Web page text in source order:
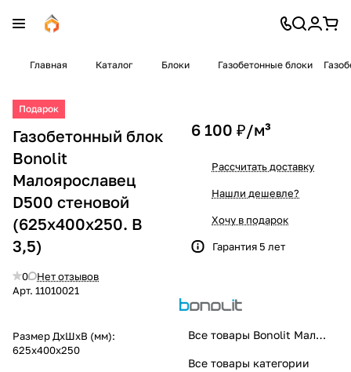
Главная Каталог Блоки Газобетонные блоки
Подарок
Газобетонный блок
Bonolit
Малоярославец
D500 стеновой
(625x400x250. B
3,5)
0
Нет отзывов
Арт. 11010021
Размер ДхШхВ (мм):
625x400x250
6 100 ₽/м³
Рассчитать доставку
Нашли дешевле?
Хочу в подарок
Гарантия 5 лет
Все товары Bonolit Малоярославец
Все товары категории